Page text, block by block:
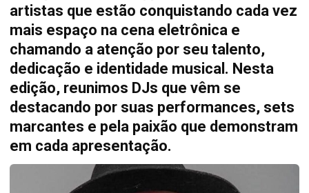
artistas que estão conquistando cada vez
mais espaço na cena eletrônica e
chamando a atenção por seu talento,
dedicação e identidade musical. Nesta
edição, reunimos DJs que vêm se
destacando por suas performances, sets
marcantes e pela paixão que demonstram
em cada apresentação.